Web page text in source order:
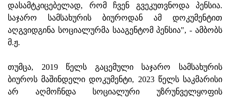
დასამტკიცებელად, რომ ჩვენ გვეკუთვნოდა პენსია.
საჯარო სამსახურის ბიუროდან ამ დოკუმენტით
აღგვიდგინა სოციალურმა სააგენტომ პენსია", - ამბობს
მ.ჟ.
თუმცა, 2019 წელს გაცემული საჯარო სამსახურის
ბიუროს მაშინდელი დოკუმენტი, 2023 წელს საკმარისი
არ აღმოჩნდა სოციალური უზრუნველყოფის